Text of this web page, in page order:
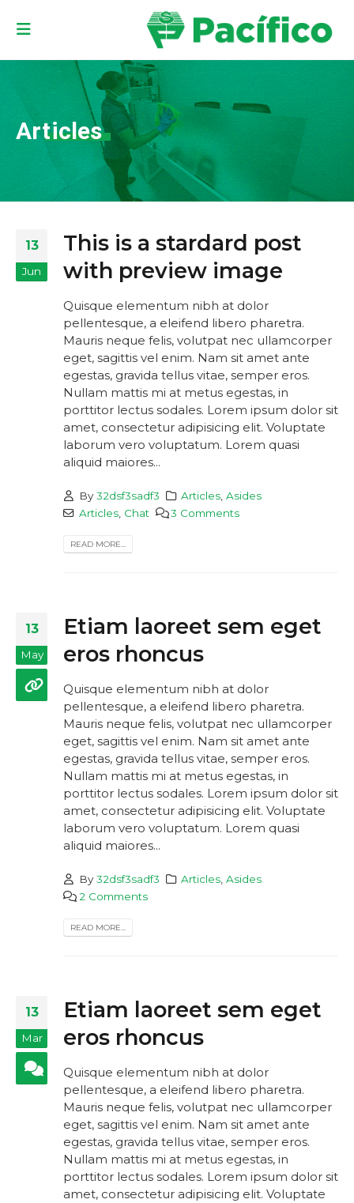
Articles
13
Jun
This is a stardard post
with preview image
Quisque elementum nibh at dolor
pellentesque, a eleifend libero pharetra.
Mauris neque felis, volutpat nec ullamcorper
eget, sagittis vel enim. Nam sit amet ante
egestas, gravida tellus vitae, semper eros.
Nullam mattis mi at metus egestas, in
porttitor lectus sodales. Lorem ipsum dolor sit
amet, consectetur adipisicing elit. Voluptate
laborum vero voluptatum. Lorem quasi
aliquid maiores...
By 32dsf3sadf3 Articles Asides
Articles, Chat 3 Comments
READ MORE...
13
May
Etiam laoreet sem eget
eros rhoncus
Quisque elementum nibh at dolor
pellentesque, a eleifend libero pharetra.
Mauris neque felis, volutpat nec ullamcorper
eget, sagittis vel enim. Nam sit amet ante
egestas, gravida tellus vitae, semper eros.
Nullam mattis mi at metus egestas, in
porttitor lectus sodales. Lorem ipsum dolor sit
amet, consectetur adipisicing elit. Voluptate
laborum vero voluptatum. Lorem quasi
aliquid maiores...
By 32dsf3sadf3 Articles Asides
2 Comments
READ MORE...
13
Mar
Etiam laoreet sem eget
eros rhoncus
Quisque elementum nibh at dolor
pellentesque, a eleifend libero pharetra.
Mauris neque felis, volutpat nec ullamcorper
eget, sagittis vel enim. Nam sit amet ante
egestas, gravida tellus vitae, semper eros.
Nullam mattis mi at metus egestas, in
porttitor lectus sodales. Lorem ipsum dolor sit
amet, consectetur adipisicing elit. Voluptate